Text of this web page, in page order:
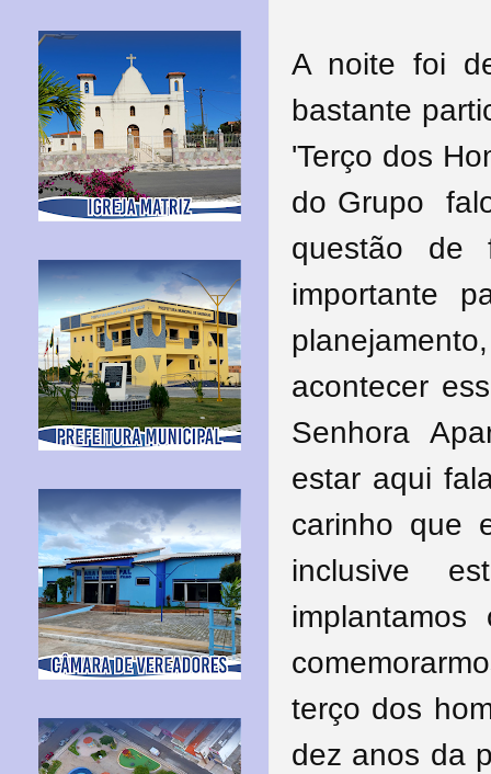
A noite foi
bastante
'Terço dos
do Grupo
questão de
importante
acontecer
Senhora
estar aqui
carinho que
inclusive
terço dos
dez anos da